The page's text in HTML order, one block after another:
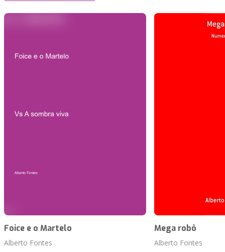
Foice e o Martelo
Alberto Fontes
Mega robô
Alberto Fontes